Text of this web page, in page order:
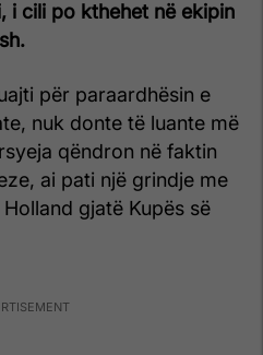
i cili po kthehet në ekipin
për paraardhësin e
nuk donte të luante më
qëndron në faktin
ai pati një grindje me
gjatë Kupës së